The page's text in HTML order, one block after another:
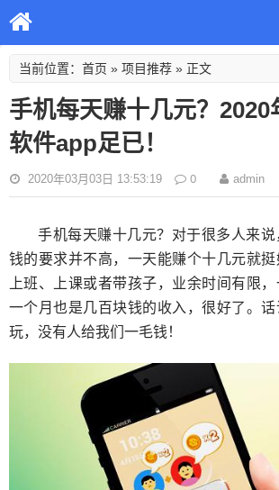
当前位置： 首页 » 项目推荐 » 正文
手机每天赚十几元？2020
软件app足已！
2020年03月03日 13:53:19 0 admin
手机每天赚十几元？对于很多人来
钱的要求并不高，一天能赚个十几元就
上班、上课或者带孩子，业余时间有限，
一个月也是几百块钱的收入，很好了。
玩，没有人给我们一毛钱！